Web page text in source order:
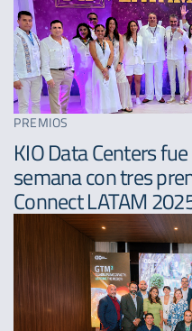
Novedades
Premios
Menos reciente
A - Z
PREMIOS
KIO Data Centers
semana con tres
Connect LATAM